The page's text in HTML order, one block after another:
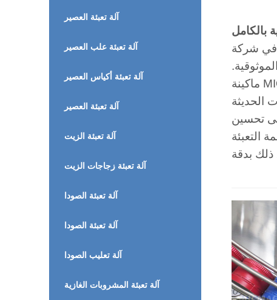
آلة تعبئة العصير
آلة تعبئة علب العصير
آلة تعبئة أكياس العصير
آلة تعبئة العصير
آلة تعبئة الزيت
آلة تعبئة زجاجات الزيت
آلة تعبئة الصودا
آلة تعبئة الصودا
آلة تعليب الصودا
آلة تعبئة المشروبات الغازية
في شركة Jiangsu Mic Machinery، نتخصص في توفير حلول تعبئة عالية الأداء لمصنعي المشروبات حول العالم.
تحسين
التعبئة